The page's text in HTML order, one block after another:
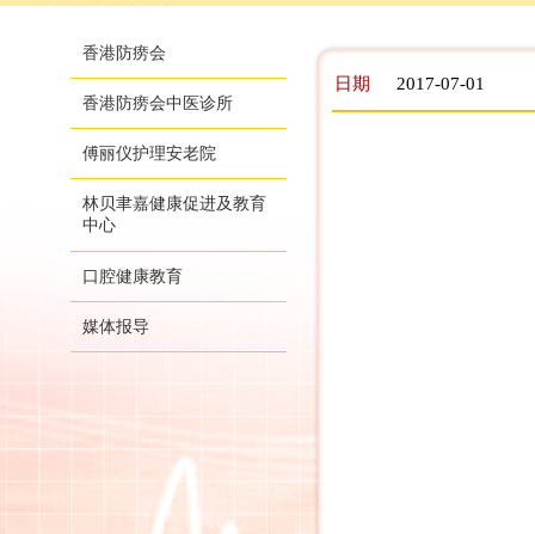
香港防痨会
香港防痨会中医诊所
傅丽仪护理安老院
林贝聿嘉健康促进及教育
中心
口腔健康教育
媒体报导
日期 2017-07-01